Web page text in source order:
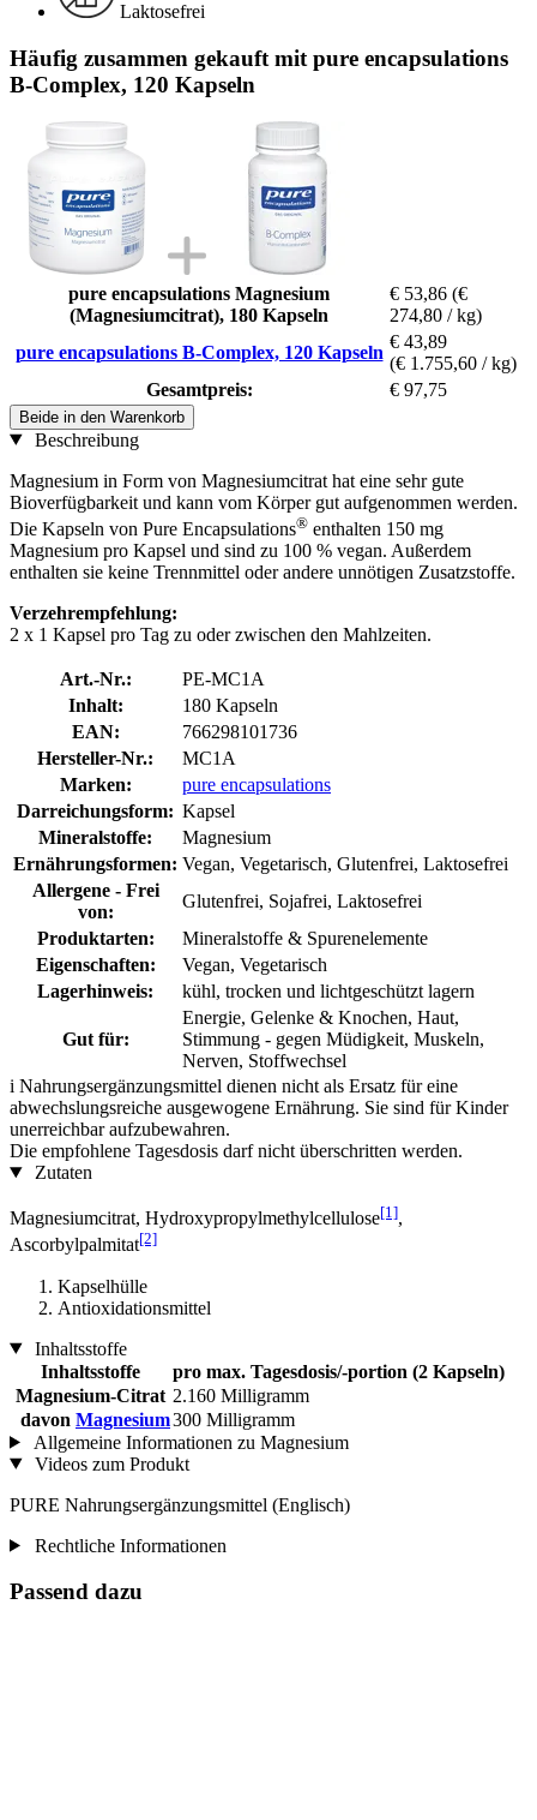
Laktosefrei
Häufig zusammen gekauft mit pure encapsulations
B-Complex, 120 Kapseln
pure encapsulations Magnesium
(Magnesiumcitrat), 180 Kapseln
€ 53,86 (€
274,80 / kg)
pure encapsulations B-Complex, 120 Kapseln
€ 43,89
(€ 1.755,60 / kg)
Gesamtpreis:
€ 97,75
Beide in den Warenkorb
Beschreibung
Magnesium in Form von Magnesiumcitrat hat eine sehr gute
Bioverfügbarkeit und kann vom Körper gut aufgenommen werden.
Die Kapseln von Pure Encapsulations® enthalten 150 mg
Magnesium pro Kapsel und sind zu 100 % vegan. Außerdem
enthalten sie keine Trennmittel oder andere unnötigen Zusatzstoffe.
Verzehrempfehlung:
2 x 1 Kapsel pro Tag zu oder zwischen den Mahlzeiten.
Art.-Nr.:
PE-MC1A
Inhalt:
180 Kapseln
EAN:
766298101736
Hersteller-Nr.:
MC1A
Marken:
pure encapsulations
Darreichungsform: Kapsel
Mineralstoffe:
Magnesium
Ernährungsformen: Vegan, Vegetarisch, Glutenfrei, Laktosefrei
Allergene - Frei
von:
Glutenfrei, Sojafrei, Laktosefrei
Produktarten:
Mineralstoffe & Spurenelemente
Eigenschaften:
Vegan, Vegetarisch
Lagerhinweis:
kühl, trocken und lichtgeschützt lagern
Gut für:
Energie, Gelenke & Knochen, Haut,
Stimmung - gegen Müdigkeit, Muskeln,
Nerven, Stoffwechsel
i Nahrungsergänzungsmittel dienen nicht als Ersatz für eine
abwechslungsreiche ausgewogene Ernährung. Sie sind für Kinder
unerreichbar aufzubewahren.
Die empfohlene Tagesdosis darf nicht überschritten werden.
Zutaten
Magnesiumcitrat, Hydroxypropylmethylcellulose[1],
Ascorbylpalmitat[2]
Kapselhülle
Antioxidationsmittel
Inhaltsstoffe
Inhaltsstoffe
pro max. Tagesdosis/-portion (2 Kapseln)
Magnesium-Citrat 2.160 Milligramm
davon Magnesium300 Milligramm
Allgemeine Informationen zu Magnesium
Videos zum Produkt
PURE Nahrungsergänzungsmittel (Englisch)
Rechtliche Informationen
Passend dazu